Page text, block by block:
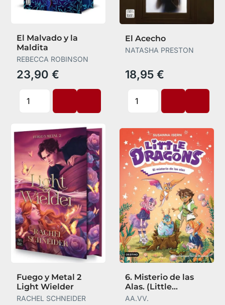
El Malvado y la
Maldita
REBECCA ROBINSON
23,90 €
El Acecho
NATASHA PRESTON
18,95 €
Fuego y Metal 2
Light Wielder
RACHEL SCHNEIDER
6. Misterio de las
Alas. (Little
Dragons)
AA.VV.